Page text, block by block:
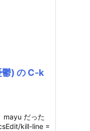
) の C-k
mayu だった
kill-line =